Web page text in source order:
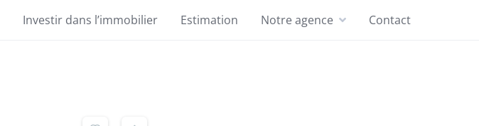
Investir dans l’immobilier Estimation Notre agence Contact